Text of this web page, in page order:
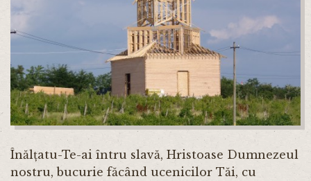
Înălțatu-Te-ai întru slavă, Hristoase Dumnezeul
nostru, bucurie făcând ucenicilor Tăi, cu